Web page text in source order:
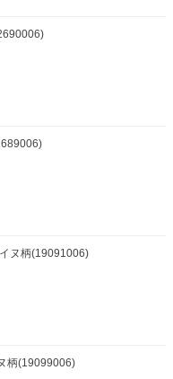
ヌ柄(19091006)
柄(19099006)